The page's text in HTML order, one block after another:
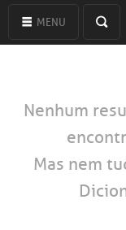
MENU
Nenhum
Mas nem